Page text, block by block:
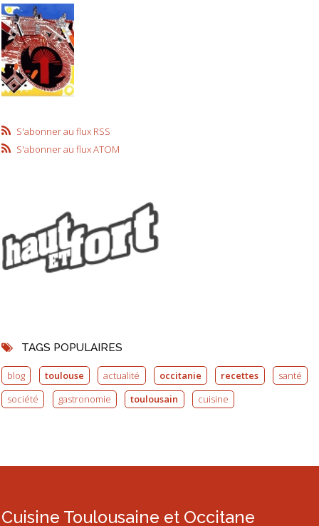
S'abonner au flux RSS
S'abonner au flux ATOM
TAGS POPULAIRES
blog toulouse actualité occitanie recettes
santé
société
gastronomie toulousain cuisine
Cuisine Toulousaine et Occitane